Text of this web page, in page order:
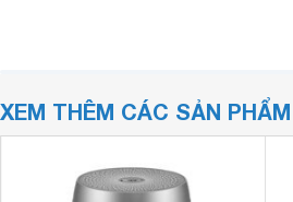
XEM THÊM CÁC SẢN